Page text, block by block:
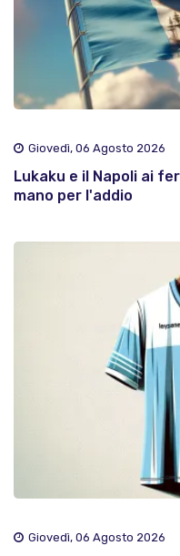
Giovedì, 06 Agosto 2026
Lukaku e il Napoli ai
mano per l'addio
Giovedì, 06 Agosto 2026